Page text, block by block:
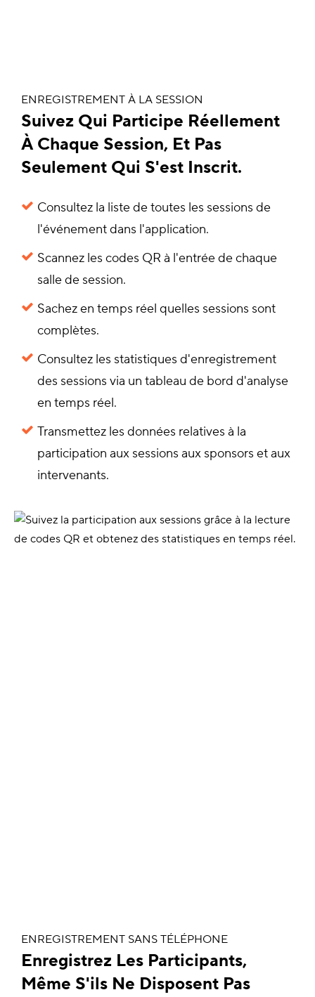
ENREGISTREMENT À LA SESSION
Suivez Qui Participe Réellement
À Chaque Session, Et Pas
Seulement Qui S'est Inscrit.
Consultez la liste de toutes les sessions de
l'événement dans l'application.
Scannez les codes QR à l'entrée de chaque
salle de session.
Sachez en temps réel quelles sessions sont
complètes.
Consultez les statistiques d'enregistrement
des sessions via un tableau de bord d'analyse
en temps réel.
Transmettez les données relatives à la
participation aux sessions aux sponsors et aux
intervenants.
ENREGISTREMENT SANS TÉLÉPHONE
Enregistrez Les Participants,
Même S'ils Ne Disposent Pas